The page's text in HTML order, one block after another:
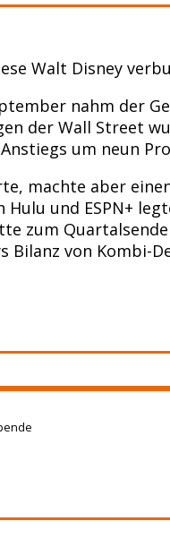
Walt Disney
nahm der
der Wall Street
um neun
machte aber
Hulu und ESPN+
zum
Bilanz von Kombi-